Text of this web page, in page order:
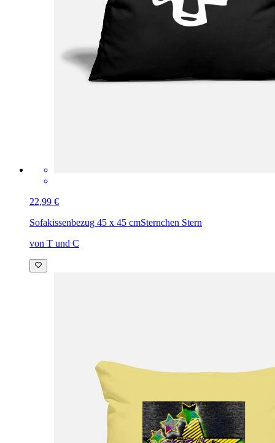
22,99 €
Sofakissenbezug 45 x 45 cmSternchen Stern
von T und C